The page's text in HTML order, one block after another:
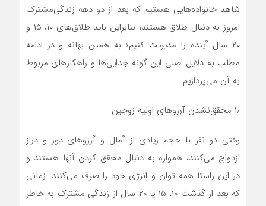
شاهد خانواده‌هایی هستیم که بعد از دو دهه زندگی‌مشترک
امروز به دنبال طلاق هستند، بنابراین باید طلاق‌های ۱۰، ۱۵ و
۲۰ سال آینده را مدیریت کنیم» به همین بهانه و در ادامه
مطلب به دلایل اصلی این گونه جدایی‌ها و راهکار‌های مربوط
به آن می‌پردازیم.
۱٫ محقق‌نشدن آرزو‌های اولیه زوجین
وقتی دو نفر با حجم زیادی از آمال و آرزو‌های دور و دراز
ازدواج می‌کنند، همواره به دنبال محقق کردن آنها هستند و
در این راستا همه توان و انرژی خود را صرف می‌کنند. زمانی
که بعد از گذشت ۱۰، ۱۵ یا ۲۰ سال از زندگی مشترک به خاطر